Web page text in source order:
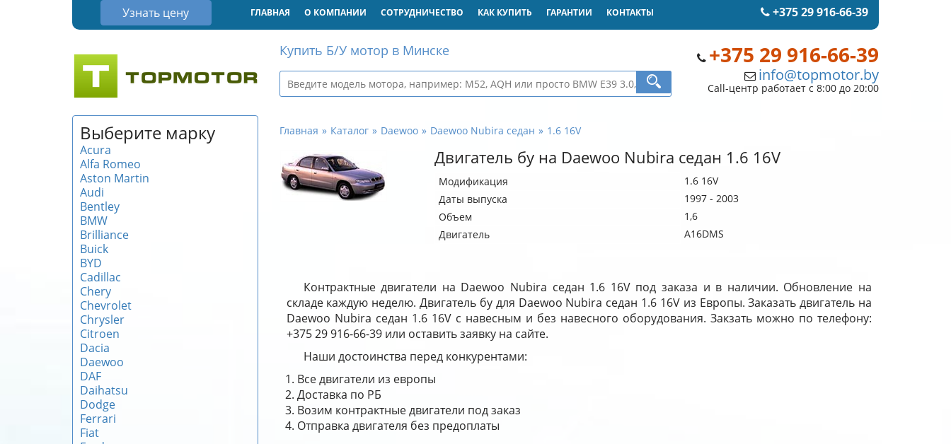
Узнать цену +375 29 916-66-39
ГЛАВНАЯ О КОМПАНИИ СОТРУДНИЧЕСТВО КАК КУПИТЬ ГАРАНТИИ КОНТАКТЫ
+375 29 916-66-39
info@topmotor.by
Call-центр работает с 8:00 до 20:00
Купить Б/У мотор в Минске
Выберите марку
Acura
Alfa Romeo
Aston Martin
Audi
Bentley
BMW
Brilliance
Buick
BYD
Cadillac
Chery
Chevrolet
Chrysler
Citroen
Dacia
Daewoo
DAF
Daihatsu
Dodge
Ferrari
Fiat
Главная Каталог Daewoo Daewoo Nubira седан 1.6 16V
Двигатель бу на Daewoo Nubira седан 1.6 16V
Модификация
1.6 16V
Даты выпуска
1997 - 2003
Объем
1,6
Двигатель
A16DMS
Контрактные двигатели на Daewoo Nubira седан 1.6 16V под заказа и в наличии. Обновление на
складе каждую неделю. Двигатель бу для Daewoo Nubira седан 1.6 16V из Европы. Заказать двигатель на
Daewoo Nubira седан 1.6 16V с навесным и без навесного оборудования. Закзать можно по телефону:
+375 29 916-66-39 или оставить заявку на сайте.
Наши достоинства перед конкурентами:
Все двигатели из европы
Доставка по РБ
Возим контрактные двигатели под заказ
Отправка двигателя без предоплаты